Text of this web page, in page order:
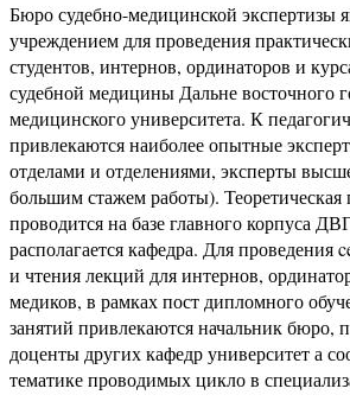
Бюро судебно-медицинской экспертизы
учреждением для проведения
студентов, интернов, ординаторов и
судебной медицины Дальне восточного
медицинского университета. К
привлекаются наиболее опытные
отделами и отделениями, эксперты
большим стажем работы). Теоретическая
проводится на базе главного корпуса
располагается кафедра. Для проведения
и чтения лекций для интернов,
медиков, в рамках пост дипломного
занятий привлекаются начальник бюро,
доценты других кафедр университет а
тематике проводимых цикло в